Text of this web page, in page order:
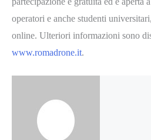
operatori e anche studenti
online. Ulteriori informazioni sono
www.romadrone.it.